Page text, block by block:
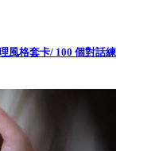
風格套卡/ 100 個對話練